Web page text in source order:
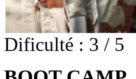
Dificulté : 3 / 5